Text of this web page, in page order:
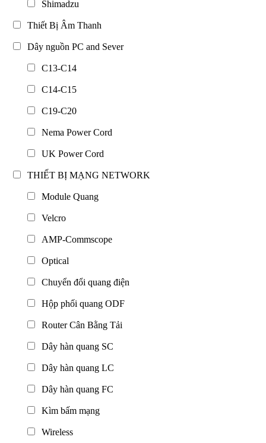
Shimadzu
Thiết Bị Âm Thanh
Dây nguồn PC and Sever
C13-C14
C14-C15
C19-C20
Nema Power Cord
UK Power Cord
THIẾT BỊ MẠNG NETWORK
Module Quang
Velcro
AMP-Commscope
Optical
Chuyển đổi quang điện
Hộp phối quang ODF
Router Cân Bằng Tải
Dây hàn quang SC
Dây hàn quang LC
Dây hàn quang FC
Kìm bấm mạng
Wireless